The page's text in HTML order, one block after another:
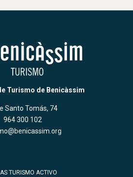
Turismo de Benicàssim
Santo Tomás, 74
964 300 102
TURISMO ACTIVO